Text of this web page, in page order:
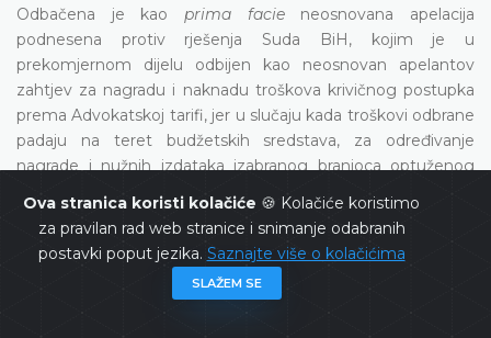
Ova stranica koristi kolačiće 🍪 Kolačiće koristimo
za pravilan rad web stranice i snimanje odabranih
postavki poput jezika. Saznajte više o kolačićima
SLAŽEM SE
Odbačena je kao prima facie neosnovana apelacija
podnesena protiv rješenja Suda BiH, kojim je u
prekomjernom dijelu odbijen kao neosnovan apelantov
zahtjev za nagradu i naknadu troškova krivičnog postupka
prema Advokatskoj tarifi, jer u slučaju kada troškovi odbrane
padaju na teret budžetskih sredstava, za određivanje
nagrade i nužnih izdataka izabranog branioca optuženog
nastalih u postupku pred Sudom BiH primjenjuje se odluka,
• Odluka o dopustivosti broj AP-1757/18 оd 19. februara
2020. godine